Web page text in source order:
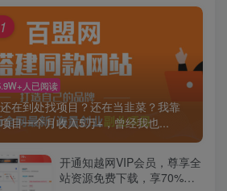
人已阅读
在到处找项目？还在当韭菜？我靠
目一个月收入5万+，曾经我也...
开通知越网VIP会员，尊享全
站资源免费下载，享70%的